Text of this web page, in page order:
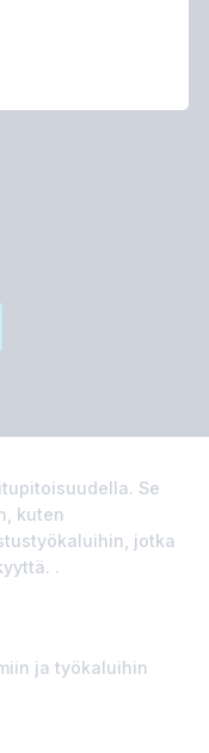
Se
kuten
jotka
.
ja työkaluihin